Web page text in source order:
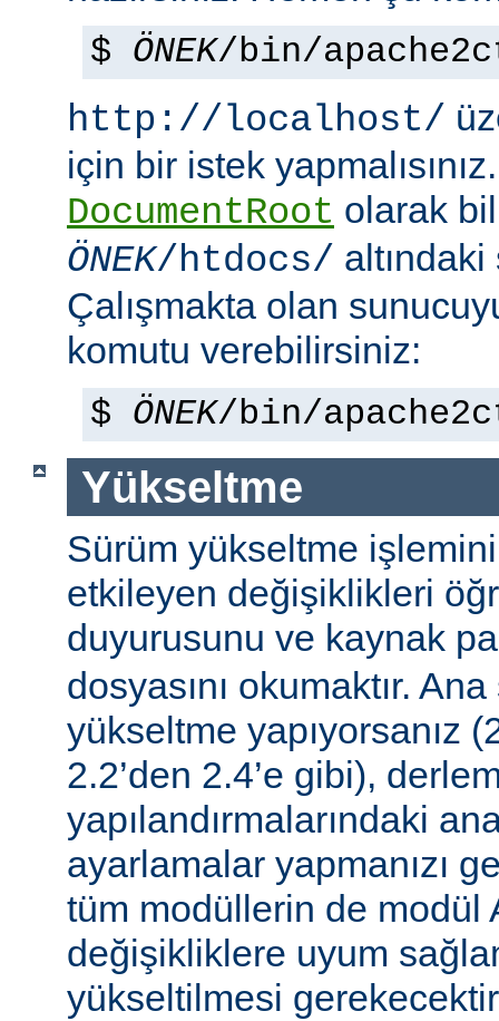
$ ÖNEK/bin/
http://localhost/
için bir istek
DocumentRoot olarak
ÖNEK/htdocs/
Çalışmakta olan
komutu verebilirsiniz:
$ ÖNEK/bin/
Yükseltme
Sürüm yükseltme
etkileyen değişiklikleri
duyurusunu ve kaynak
dosyasını okumaktır.
yükseltme yapıyorsanız
2.2’den 2.4’e gibi),
yapılandırmalarındaki
ayarlamalar yapmanızı
tüm modüllerin de modül
değişikliklere uyum
yükseltilmesi